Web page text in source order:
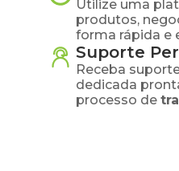
Utilize uma
produtos,
forma rápida e
Suporte
Receba
dedicada
processo de